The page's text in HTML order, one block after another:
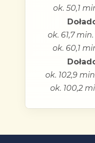
ok. 50,1
ok. 61,7
ok. 60,1
ok. 102,9
ok. 100,2